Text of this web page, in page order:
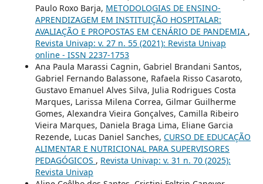
Paulo Roxo Barja, METODOLOGIAS DE ENSINO-
APRENDIZAGEM EM INSTITUIÇÃO HOSPITALAR:
AVALIAÇÃO E PROPOSTAS EM CENÁRIO DE PANDEMIA ,
Revista Univap: v. 27 n. 55 (2021): Revista Univap
online - ISSN 2237-1753
Ana Paula Marassi Cagnin, Gabriel Brandani Santos,
Gabriel Fernando Balassone, Rafaela Risso Casaroto,
Gustavo Emanuel Alves Silva, Julia Rodrigues Costa
Marques, Larissa Milena Correa, Gilmar Guilherme
Gomes, Alexandra Vieira Gonçalves, Camilla Ribeiro
Vieira Marques, Daniela Braga Lima, Eliane Garcia
Rezende, Lucas Daniel Sanches, CURSO DE EDUCAÇÃO
ALIMENTAR E NUTRICIONAL PARA SUPERVISORES
PEDAGÓGICOS , Revista Univap: v. 31 n. 70 (2025):
Revista Univap